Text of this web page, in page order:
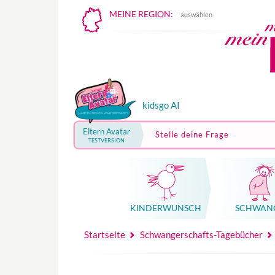
MEINE REGION: auswählen
kidsgo AI
Eltern Avatar
TESTVERSION
Stelle deine Frage
KINDER­WUNSCH
Startseite Schwangerschafts-Tagebücher